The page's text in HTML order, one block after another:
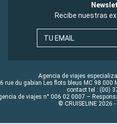
Recibe nuestras
TU EMAIL
Agencia de viajes
rue du gabian Les flots bleus MC 98 000
contact tel : (00)
de viajes n° 006 02 0007 –
© CRUISELINE 2026